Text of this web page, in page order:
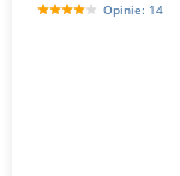
Opinie: 14